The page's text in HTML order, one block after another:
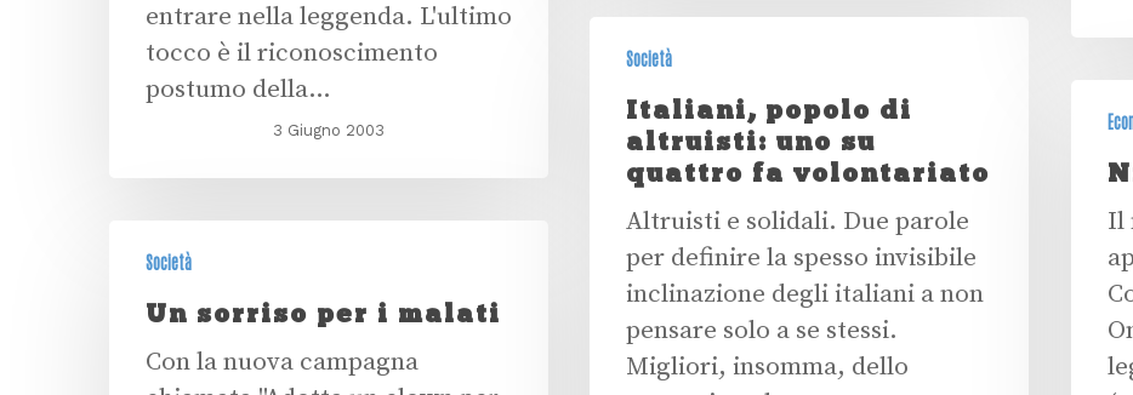
entrare nella leggenda. L'ultimo
tocco è il riconoscimento
postumo della…
3 Giugno 2003
Società
Italiani, popolo di
altruisti: uno su
quattro fa volontariato
Altruisti e solidali. Due parole
per definire la spesso invisibile
inclinazione degli italiani a non
pensare solo a se stessi.
Migliori, insomma, dello
Il
Società
Un sorriso per i malati
Con la nuova campagna